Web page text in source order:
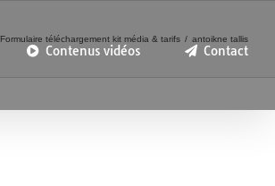
Contenus vidéos Contact
Formulaire téléchargement kit média & tarifs antoikne tallis